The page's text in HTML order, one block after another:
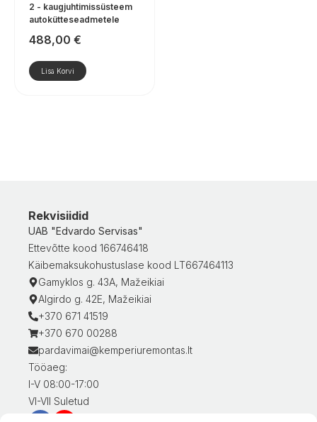
2 - kaugjuhtimissüsteem
autokütteseadmetele
488,00 €
Lisa Korvi
Rekvisiidid
UAB "Edvardo Servisas"
Ettevõtte kood 166746418
Käibemaksukohustuslase kood LT667464113
Gamyklos g. 43A, Mažeikiai
Algirdo g. 42E, Mažeikiai
+370 671 41519
+370 670 00288
pardavimai@kemperiuremontas.lt
Tööaeg:
I-V 08:00-17:00
VI-VII Suletud